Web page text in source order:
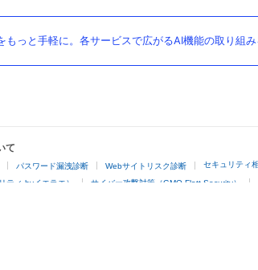
もっと手軽に。各サービスで広がるAI機能の取り組み
て
パスワード漏洩診断 Webサイトリスク診断 セキュリティ
ティ byイエラエ） サイバー攻撃対策（GMO Flatt Security）